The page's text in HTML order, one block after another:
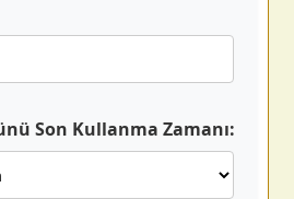
Son Kullanma Zamanı: